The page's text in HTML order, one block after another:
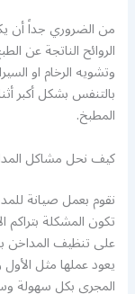
من الضروري جداً أن
الروائح الناتجة عن
وتشويه الرخام او
بالتنفس بشكل أكبر
المطبخ.
كيف نحل مشاكل
نقوم بعمل صيانة
تكون المشكلة
على تنظيف المداخن
يعود عملها مثل
المجرى بكل سهولة